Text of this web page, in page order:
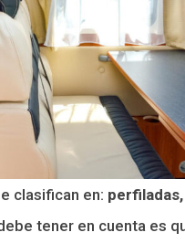
clasifican en:
tener en cuenta es